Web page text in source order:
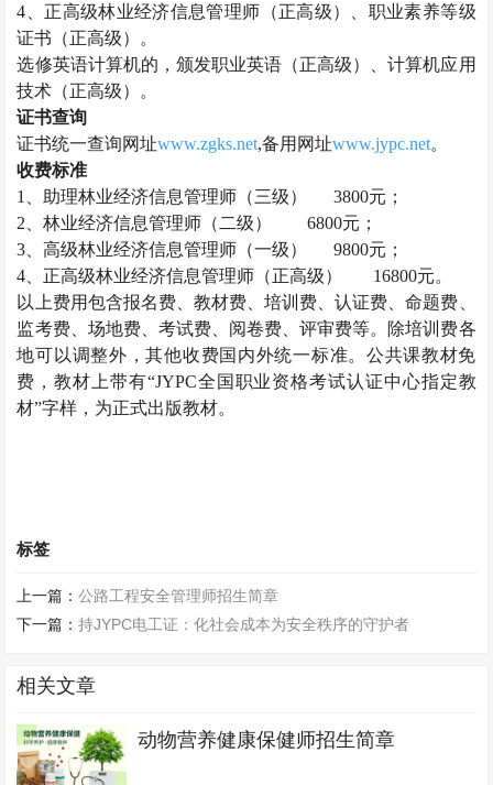
4、正高级林业经济信息管理师 （正高级）、职业素养等级
证书（正高级）。
选修英语计算机的，颁发职业英语（正高级）、计算机应用
技术（正高级）。
证书查询
证书统一查询网址www.zgks.net,备用网址www.jypc.net。
收费标准
1、助理林业经济信息管理师 （三级）
3800元；
2、林业经济信息管理师 （二级）
6800元；
3、高级林业经济信息管理师 （一级）
9800元；
4、正高级林业经济信息管理师 （正高级）
16800元。
以上费用包含报名费、教材费、培训费、认证费、命题费、
监考费、场地费、考试费、阅卷费、评审费等。除培训费各
地可以调整外，其他收费国内外统一标准。公共课教材免
费，教材上带有“JYPC全国职业资格考试认证中心指定教
材”字样，为正式出版教材。
标签
上一篇：公路工程安全管理师招生简章
下一篇：持JYPC电工证：化社会成本为安全秩序的守护者
相关文章
动物营养健康保健师招生简章